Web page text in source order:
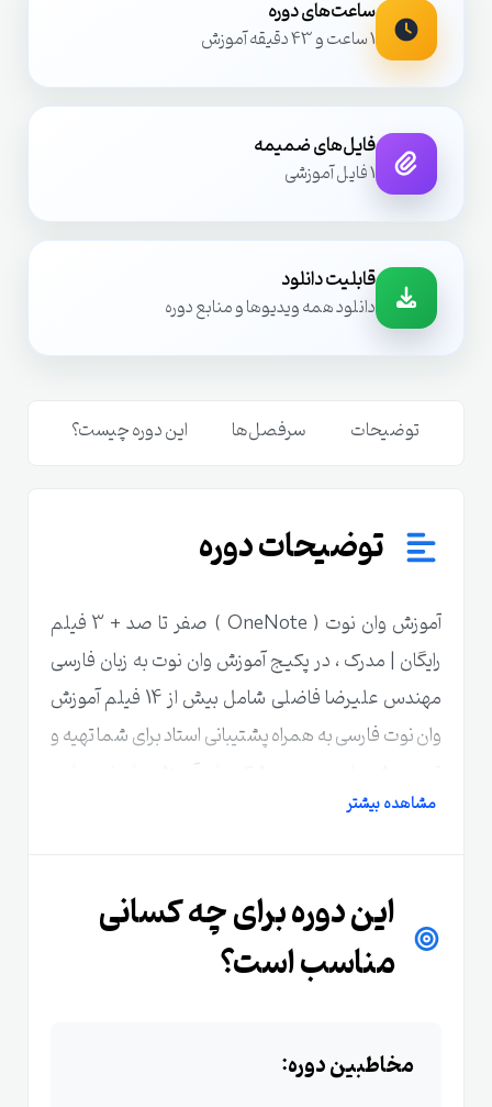
ساعت‌های دوره
1 ساعت و 43 دقیقه آموزش
فایل‌های ضمیمه
1 فایل آموزشی
قابلیت دانلود
دانلود همه ویدیوها و منابع دوره
توضیحات سرفصل‌ها این دوره چیست؟
توضیحات دوره
آموزش وان نوت ( OneNote ) صفر تا صد + 3 فیلم
رایگان | مدرک ، در پکیج آموزش وان نوت به زبان فارسی
مهندس علیرضا فاضلی شامل بیش از 14 فیلم آموزش
وان نوت فارسی به همراه پشتیبانی استاد برای شما تهیه و
تدوین شده است. بدون شک برای آموزش وان نوت، این
مشاهده بیشتر
این دوره برای چه کسانی
مناسب است؟
مخاطبین دوره: